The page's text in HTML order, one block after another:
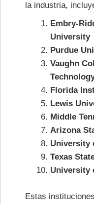
la industria,
Embry-
University
Purdue
Vaughn
Florida
Lewis
Middle
Arizona
University
Texas
University
Estas